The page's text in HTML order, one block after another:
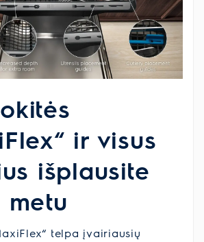
ir visus
išplausite
metu
telpa įvairiausių